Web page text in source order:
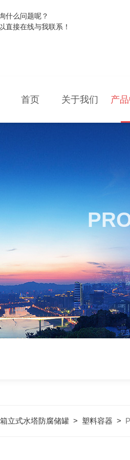
什么问题呢？
直接在线与我联系！
首页 关于我们 产
立式水塔防腐储罐> 塑料容器 >